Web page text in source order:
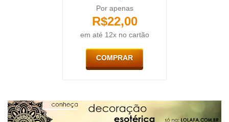
Por apenas
R$22,00
em até 12x no cartão
COMPRAR